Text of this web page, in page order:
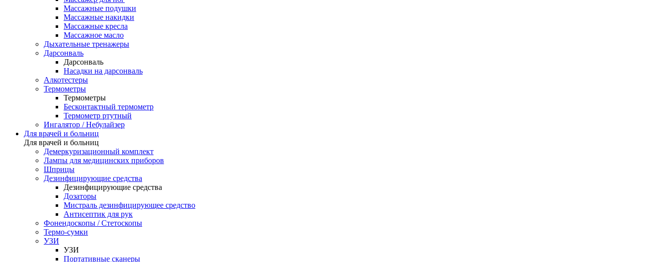
Массажные подушки
Массажные накидки
Массажные кресла
Массажное масло
Дыхательные тренажеры
Дарсонваль
Дарсонваль
Насадки на дарсонваль
Алкотестеры
Термометры
Термометры
Бесконтактный термометр
Термометр ртутный
Ингалятор / Небулайзер
Для врачей и больниц
Для врачей и больниц
Демеркуризационный комплект
Лампы для медицинских приборов
Шприцы
Дезинфицирующие средства
Дезинфицирующие средства
Дозаторы
Мистраль дезинфицирующее средство
Антисептик для рук
Фонендоскопы / Стетоскопы
Термо-сумки
УЗИ
УЗИ
Портативные сканеры